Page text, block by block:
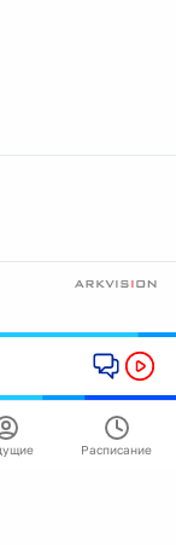
Расписание